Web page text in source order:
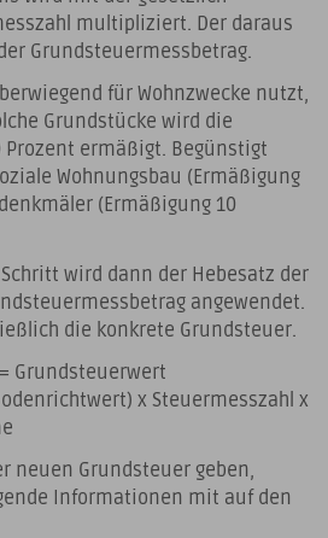
multipliziert. Der daraus
Grundsteuermessbetrag.
für Wohnzwecke nutzt,
Grundstücke wird die
Prozent ermäßigt. Begünstigt
Wohnungsbau (Ermäßigung
(Ermäßigung 10
wird dann der Hebesatz der
angewendet.
die konkrete Grundsteuer.
Grundsteuerwert
x Steuermesszahl x
neuen Grundsteuer geben,
Informationen mit auf den